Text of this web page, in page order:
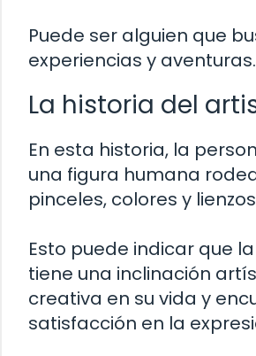
Puede ser alguien que
experiencias y aventuras.
La historia del
En esta historia, la
una figura humana
pinceles, colores y
Esto puede indicar que
tiene una inclinación
creativa en su vida y
satisfacción en la